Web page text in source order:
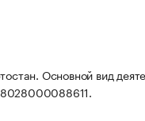
Основной вид